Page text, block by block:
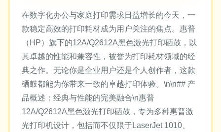
在数字化办公与家庭打印需求日益增长的今天，一
款稳定高效的打印耗材成为用户关注的焦点。惠普
（HP）旗下的12A/Q2612A黑色激光打印硒鼓，以
其卓越的性能和兼容性，被誉为打印耗材领域的经
典之作。无论你是企业用户还是个人创作者，这款
硒鼓都能为你带来一致的卓越打印体验。\n\n## 产
品概述：经典与性能的完美融合\n惠普
12A/Q2612A黑色激光打印硒鼓，专为多种惠普激
光打印机设计，包括而不仅限于LaserJet 1010、